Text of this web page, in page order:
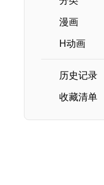
漫画
H动画
历史记录
收藏清单